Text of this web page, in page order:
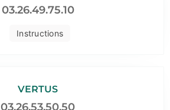
Instructions
03.26.49.75.10
VERTUS
03.26.53.50.50